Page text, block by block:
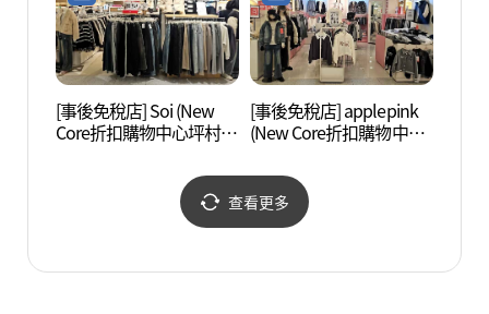
[事後免稅店] Soi (New
Core折扣購物中心坪村
[事後免稅店] applepink
(New Core折扣購物中心
아울렛 평촌점)
查看更多